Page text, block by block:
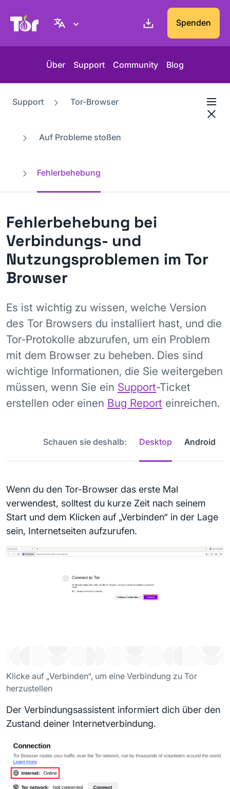
Tor-Projekt Webseite Spenden
Über Support Community Blog
Support Tor-Browser
Auf Probleme stoßen
Fehlerbehebung
Fehlerbehebung bei
Verbindungs- und
Nutzungsproblemen im Tor
Browser
Es ist wichtig zu wissen, welche Version
des Tor Browsers du installiert hast, und die
Tor-Protokolle abzurufen, um ein Problem
mit dem Browser zu beheben. Dies sind
wichtige Informationen, die Sie weitergeben
müssen, wenn Sie ein Support-Ticket
erstellen oder einen Bug Report einreichen.
Schauen sie deshalb: Desktop Android
Wenn du den Tor-Browser das erste Mal
verwendest, solltest du kurze Zeit nach seinem
Start und dem Klicken auf „Verbinden“ in der Lage
sein, Internetseiten aufzurufen.
Klicke auf „Verbinden“, um eine Verbindung zu Tor
herzustellen
Der Verbindungsassistent informiert dich über den
Zustand deiner Internetverbindung.